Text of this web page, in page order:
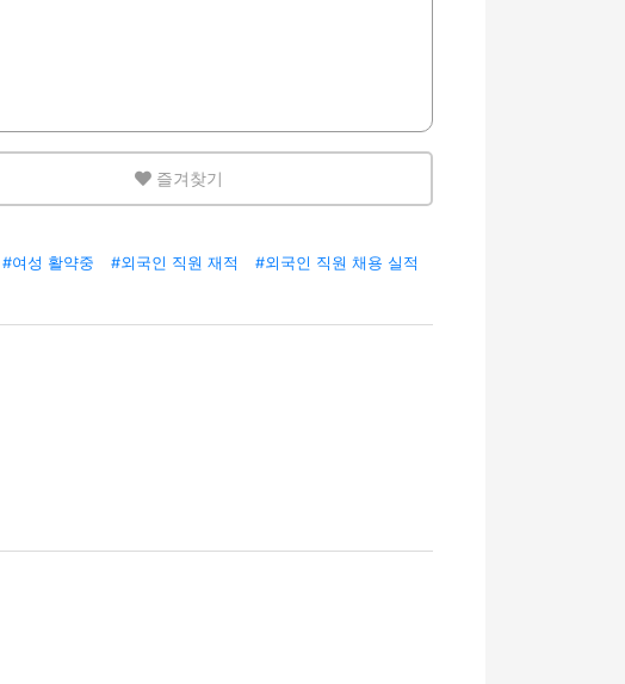
즐겨찾기
#여성 활약중 #외국인 직원 재적
#외국인 직원 채용 실적